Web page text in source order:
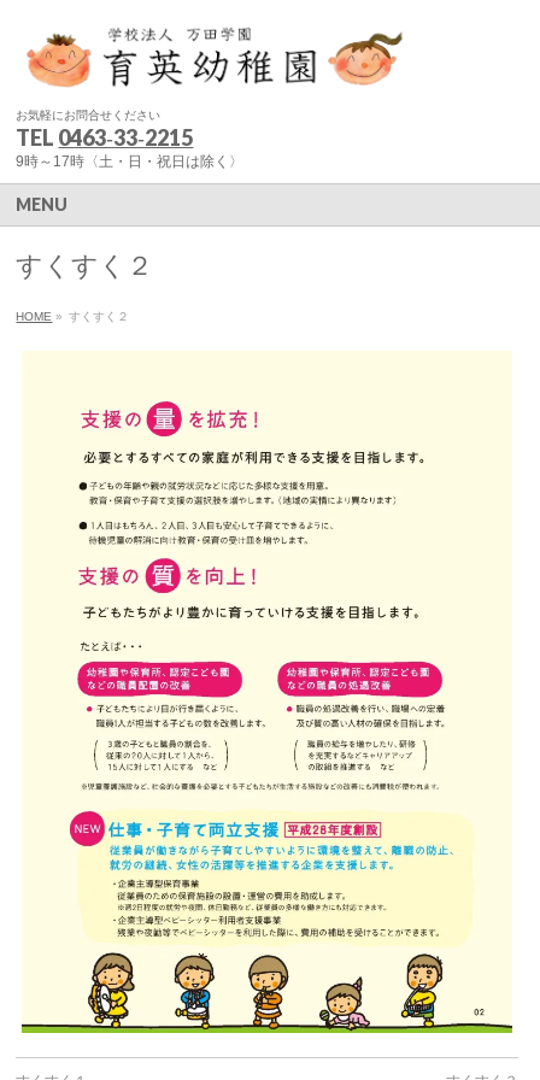
お気軽にお問合せください
TEL 0463‐33‐2215
9時～17時〈土・日・祝日は除く〉
MENU
すくすく２
HOME » すくすく２